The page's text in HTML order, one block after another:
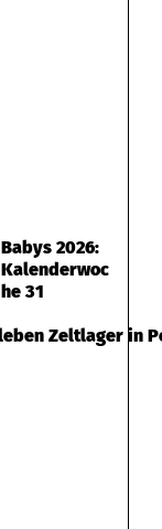
Babys 2026:
Kalenderwoc
he 31